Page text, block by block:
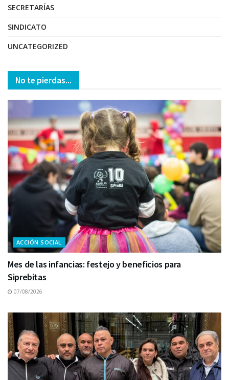
SECRETARÍAS
SINDICATO
UNCATEGORIZED
No te pierdas...
ACCIÓN SOCIAL
Mes de las infancias: festejo y beneficios para
Siprebitas
07/08/2026